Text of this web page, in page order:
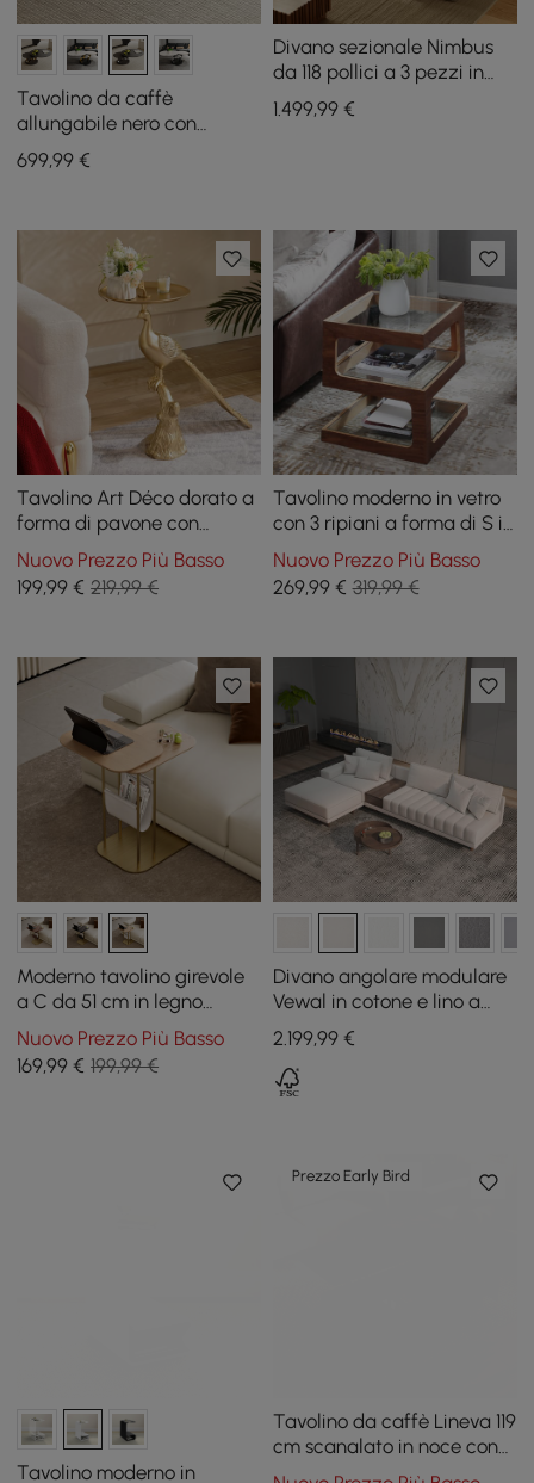
Tavolino da caffè
allungabile nero con
piedistallo in metallo a
forma di anello
699,99 €
Divano sezionale Nimbus
da 118 pollici a 3 pezzi in
velluto trapuntato con
chaise longue
1.499,99€
Tavolino Art Déco dorato a
forma di pavone con
vassoio
Nuovo Prezzo Più Basso
199,99 € 219,99 €
Tavolino moderno in vetro
con 3 ripiani a forma di S in
noce
Nuovo Prezzo Più Basso
269,99€ 319,99 €
Moderno tavolino girevole
a C da 51 cm in legno
naturale e oro con
portariviste
Nuovo Prezzo Più Basso
169,99 € 199,99 €
Divano angolare modulare
Vewal in cotone e lino a
forma di L, 320 cm, con
chaise longue e pouf
2.199,99€
Tavolino moderno in
Prezzo Early Bird
Tavolino da caffè Lineva 119
cm scanalato in noce con
piano sollevabile e 2